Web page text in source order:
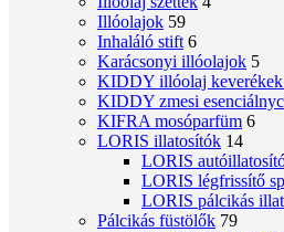
Illóolajok 59
Inhaláló stift 6
Karácsonyi illóolajok 5
KIDDY illóolaj keverékek
KIDDY zmesi
KIFRA mosóparfüm 6
LORIS illatosítók 14
LORIS
LORIS légfrissítő
LORIS pálcikás
Pálcikás füstölők 79